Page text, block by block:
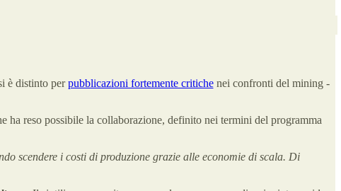
è distinto perpubblicazioni fortemente critichenei confronti del mining -
ha reso possibile la collaborazione, definito nei termini del programma
scendere i costi di produzione grazie alle economie di scala. Di